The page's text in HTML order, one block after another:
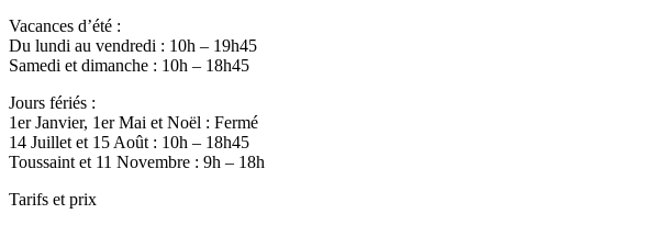
Vacances d’été :
Du lundi au vendredi : 10h – 19h45
Samedi et dimanche : 10h – 18h45
Jours fériés :
1er Janvier, 1er Mai et Noël : Fermé
14 Juillet et 15 Août : 10h – 18h45
Toussaint et 11 Novembre : 9h – 18h
Tarifs et prix